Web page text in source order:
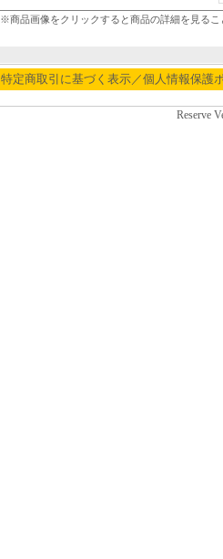
※商品画像をクリックすると商品の詳細を見るこ
特定商取引に基づく表示／個人情報保護
Reserve